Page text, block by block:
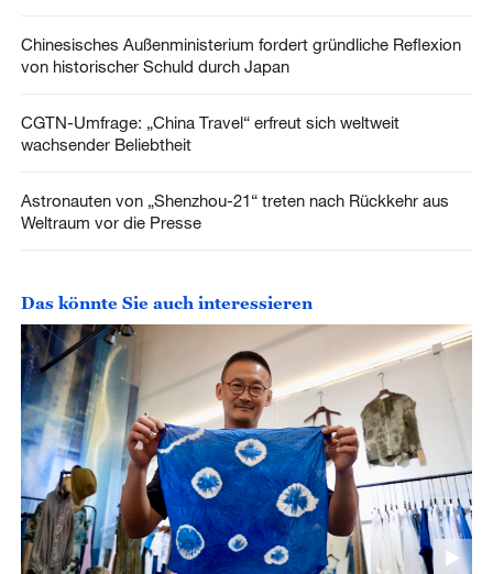
Chinesisches Außenministerium fordert gründliche Reflexion
von historischer Schuld durch Japan
CGTN-Umfrage: „China Travel“ erfreut sich weltweit
wachsender Beliebtheit
Astronauten von „Shenzhou-21“ treten nach Rückkehr aus
Weltraum vor die Presse
Das könnte Sie auch interessieren